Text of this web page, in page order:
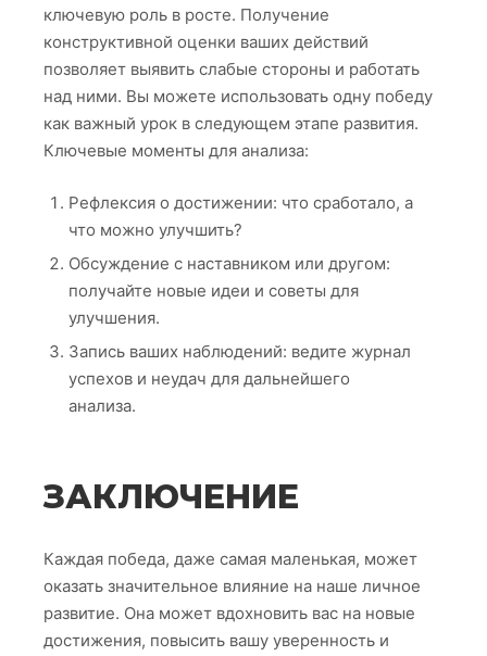
ключевую роль в росте. Получение
конструктивной оценки ваших действий
позволяет выявить слабые стороны и работать
над ними. Вы можете использовать одну победу
как важный урок в следующем этапе развития.
Ключевые моменты для анализа:
Рефлексия о достижении: что сработало, а
что можно улучшить?
Обсуждение с наставником или другом:
получайте новые идеи и советы для
улучшения.
Запись ваших наблюдений: ведите журнал
успехов и неудач для дальнейшего
анализа.
ЗАКЛЮЧЕНИЕ
Каждая победа, даже самая маленькая, может
оказать значительное влияние на наше личное
развитие. Она может вдохновить вас на новые
достижения, повысить вашу уверенность и